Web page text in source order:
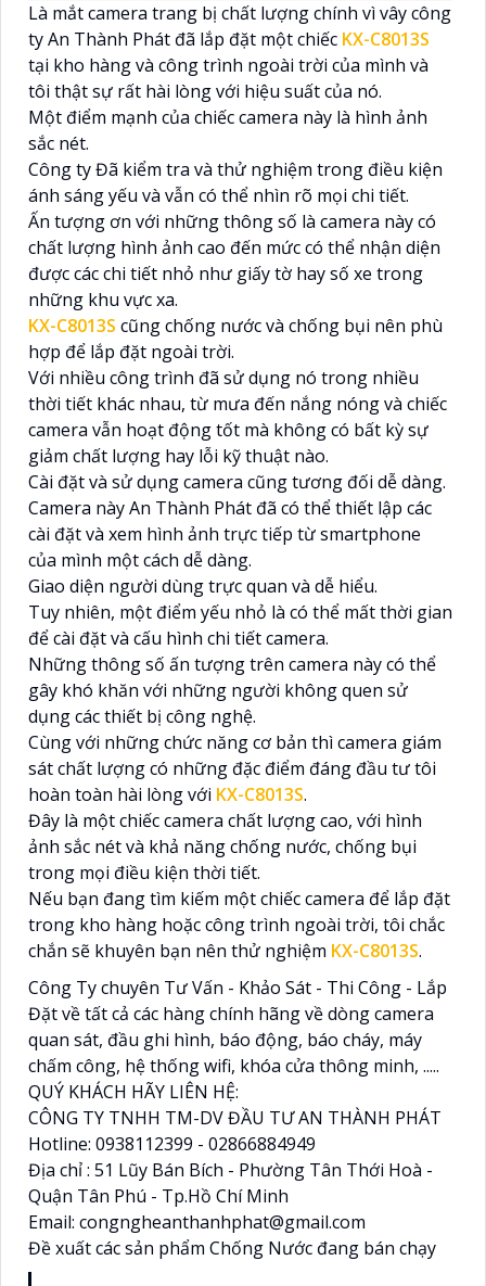
Là mắt camera trang bị chất lượng chính vì vây công
ty An Thành Phát đã lắp đặt một chiếc KX-C8013S
tại kho hàng và công trình ngoài trời của mình và
tôi thật sự rất hài lòng với hiệu suất của nó.
Một điểm mạnh của chiếc camera này là hình ảnh
sắc nét.
Công ty Đã kiểm tra và thử nghiệm trong điều kiện
ánh sáng yếu và vẫn có thể nhìn rõ mọi chi tiết.
Ấn tượng ơn với những thông số là camera này có
chất lượng hình ảnh cao đến mức có thể nhận diện
được các chi tiết nhỏ như giấy tờ hay số xe trong
những khu vực xa.
KX-C8013S cũng chống nước và chống bụi nên phù
hợp để lắp đặt ngoài trời.
Với nhiều công trình đã sử dụng nó trong nhiều
thời tiết khác nhau, từ mưa đến nắng nóng và chiếc
camera vẫn hoạt động tốt mà không có bất kỳ sự
giảm chất lượng hay lỗi kỹ thuật nào.
Cài đặt và sử dụng camera cũng tương đối dễ dàng.
Camera này An Thành Phát đã có thể thiết lập các
cài đặt và xem hình ảnh trực tiếp từ smartphone
của mình một cách dễ dàng.
Giao diện người dùng trực quan và dễ hiểu.
Tuy nhiên, một điểm yếu nhỏ là có thể mất thời gian
để cài đặt và cấu hình chi tiết camera.
Những thông số ấn tượng trên camera này có thể
gây khó khăn với những người không quen sử
dụng các thiết bị công nghệ.
Cùng với những chức năng cơ bản thì camera giám
sát chất lượng có những đặc điểm đáng đầu tư tôi
hoàn toàn hài lòng với KX-C8013S.
Đây là một chiếc camera chất lượng cao, với hình
ảnh sắc nét và khả năng chống nước, chống bụi
trong mọi điều kiện thời tiết.
Nếu bạn đang tìm kiếm một chiếc camera để lắp đặt
trong kho hàng hoặc công trình ngoài trời, tôi chắc
chắn sẽ khuyên bạn nên thử nghiệm KX-C8013S.
Công Ty chuyên Tư Vấn - Khảo Sát - Thi Công - Lắp
Đặt về tất cả các hàng chính hãng về dòng camera
quan sát, đầu ghi hình, báo động, báo cháy, máy
chấm công, hệ thống wifi, khóa cửa thông minh, .....
QUÝ KHÁCH HÃY LIÊN HỆ:
CÔNG TY TNHH TM-DV ĐẦU TƯ AN THÀNH PHÁT
Hotline: 0938112399 - 02866884949
Địa chỉ : 51 Lũy Bán Bích - Phường Tân Thới Hoà -
Quận Tân Phú - Tp.Hồ Chí Minh
Email: congngheanthanhphat@gmail.com
Đề xuất các sản phẩm Chống Nước đang bán chạy